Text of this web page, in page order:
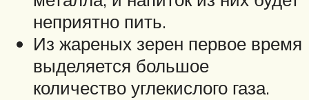
неприятно пить.
Из жареных зерен первое время
выделяется большое
количество углекислого газа.